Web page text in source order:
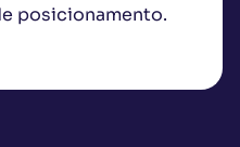
posicionamento.